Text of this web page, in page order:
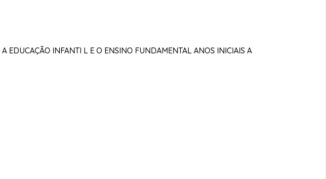
EDUCAÇÃO INFANTI L E O ENSINO FUNDAMENTAL ANOS INICIAIS A